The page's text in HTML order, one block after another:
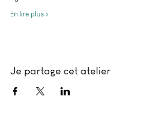
En lire plus >
Je partage cet atelier